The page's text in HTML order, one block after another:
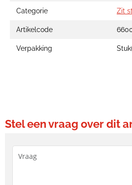
Categorie Zit
Artikelcode
Verpakking
Stel een vraag over dit